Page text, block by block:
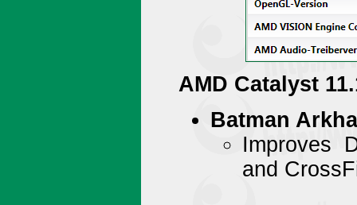
AMD Catalyst
Batman
Improves
and